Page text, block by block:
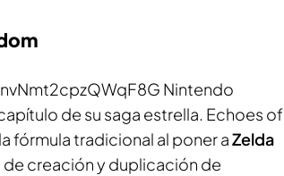
Nintendo
de su saga estrella. Echoes of
fórmula tradicional al poner aZelda
creación y duplicación de